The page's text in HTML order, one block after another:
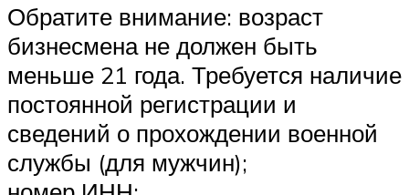
Обратите внимание: возраст
бизнесмена не должен быть
меньше 21 года. Требуется наличие
постоянной регистрации и
сведений о прохождении военной
службы (для мужчин);